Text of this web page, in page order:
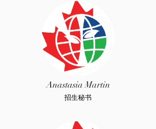
Anastasia Martin
招生秘书